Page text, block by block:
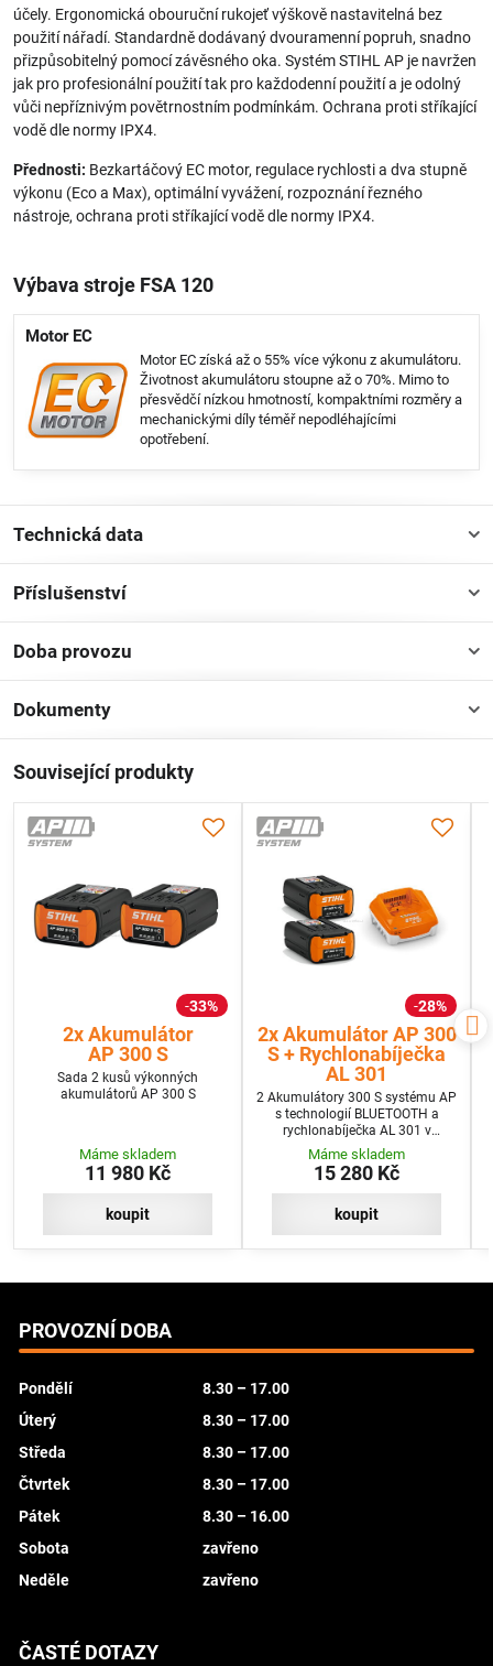
účely. Ergonomická obouruční rukojeť výškově nastavitelná bez
použití nářadí. Standardně dodávaný dvouramenní popruh, snadno
přizpůsobitelný pomocí závěsného oka. Systém STIHL AP je navržen
jak pro profesionální použití tak pro každodenní použití a je odolný
vůči nepříznivým povětrnostním podmínkám. Ochrana proti stříkající
vodě dle normy IPX4.
Přednosti: Bezkartáčový EC motor, regulace rychlosti a dva stupně
výkonu (Eco a Max), optimální vyvážení, rozpoznání řezného
nástroje, ochrana proti stříkající vodě dle normy IPX4.
Výbava stroje FSA 120
Motor EC
Motor EC získá až o 55% více výkonu z akumulátoru.
Životnost akumulátoru stoupne až o 70%. Mimo to
přesvědčí nízkou hmotností, kompaktními rozměry a
mechanickými díly téměř nepodléhajícími
opotřebení.
Technická data
Příslušenství
Doba provozu
Dokumenty
Související produkty
33%
2x Akumulátor
AP 300 S
Sada 2 kusů výkonných
akumulátorů AP 300 S
Máme skladem
11 980 Kč
koupit
28%
2x Akumulátor AP 300
S + Rychlonabíječka
AL 301
2 Akumulátory 300 S systému AP
s technologií BLUETOOTH a
rychlonabíječka AL 301 v
programu SET+
Máme skladem
15 280 Kč
koupit
PROVOZNÍ DOBA
Pondělí
8.30 – 17.00
Úterý
8.30 – 17.00
Středa
8.30 – 17.00
Čtvrtek
8.30 – 17.00
Pátek
8.30 – 16.00
Sobota
zavřeno
Neděle
zavřeno
ČASTÉ DOTAZY